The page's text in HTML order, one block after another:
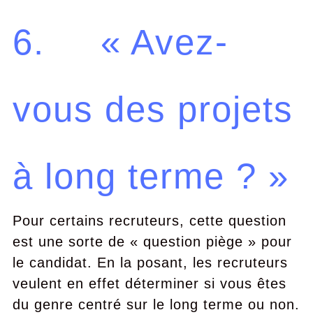
6. « Avez-
vous des projets
à long terme ? »
Pour certains recruteurs, cette question
est une sorte de « question piège » pour
le candidat. En la posant, les recruteurs
veulent en effet déterminer si vous êtes
du genre centré sur le long terme ou non.